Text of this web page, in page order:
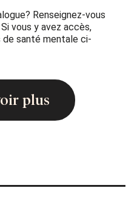
Renseignez-vous
vous y avez accès,
santé mentale ci-
plus